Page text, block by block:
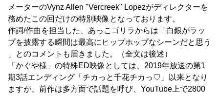
メーターのVynz Allen "Vercreek" Lopezがディレクターを
務めたこの回だけの特別映像となっております。
作詞/作曲を担当した、あっこゴリラからは「白銀がラッ
プを披露する瞬間は最高にヒップホップなシーンだと思う
」とのコメントも届きました。（全文は後述）
「かぐや様」の特殊ED映像としては、2019年放送の第1
期3話エンディング「チカっと千花チカっ♡」以来となり
ますが、前作は多方面で話題を呼び、YouTube上で2800